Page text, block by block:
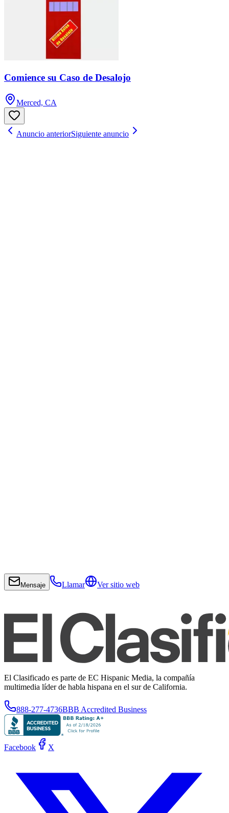
Comience su Caso de Desalojo
Merced, CA
Anuncio anteriorSiguiente anuncio
Mensaje Llamar Ver sitio web
El Clasificado es parte de EC Hispanic Media, la compañía
multimedia líder de habla hispana en el sur de California.
888-277-4736BBB Accredited Business
Facebook X